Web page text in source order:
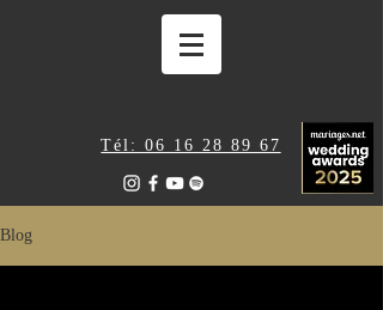
Tél: 06 16 28 89 67
Blog